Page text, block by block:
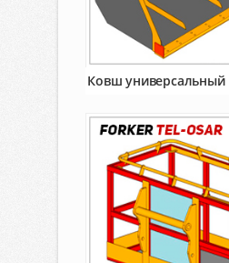
Ковш универсальный